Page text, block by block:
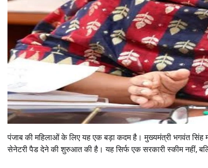
पंजाब की महिलाओं के लिए यह एक बड़ा कदम है। मुख्यमंत्री भगवंत सिंह
सेनेटरी पैड देने की शुरुआत की है। यह सिर्फ एक सरकारी स्कीम नहीं,